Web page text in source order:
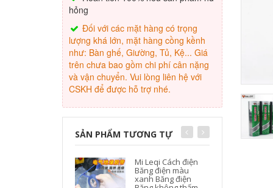
hỏng
Đối với các mặt hàng có trọng
lượng khá lớn, mặt hàng cồng kềnh
như: Bàn ghế, Giường, Tủ, Kệ... Giá
trên chưa bao gồm chi phí cân nặng
và vận chuyển. Vui lòng liên hệ với
CSKH để được hỗ trợ nhé.
SẢN PHẨM TƯƠNG TỰ
Mi Leqi Cách điện
Băng điện màu
xanh Băng điện